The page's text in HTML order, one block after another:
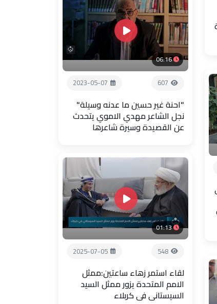
06:16
607
2023-05-07
"احنة غير حسين ما عدنه وسيلة"
نجل الشاعر مهدي الاموي يتحدث
عن القصيدة وسيرة شاعرها
01:13
548
2025-07-05
لقاء استمر زهاء ساعتين:ممثل
الامم المتحدة يزور ممثل السيد
السيستاني في كربلاء